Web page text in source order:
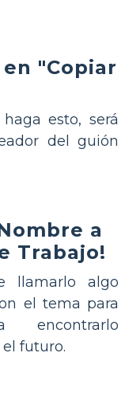
"Copiar
esto, será
del guión
a
Trabajo!
llamarlo algo
el tema para
encontrarlo
futuro.